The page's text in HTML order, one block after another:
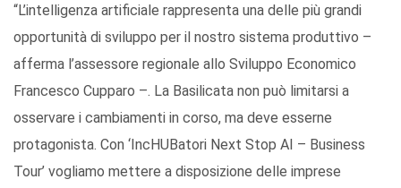
“L’intelligenza artificiale rappresenta una delle più grandi
opportunità di sviluppo per il nostro sistema produttivo –
afferma l’assessore regionale allo Sviluppo Economico
Francesco Cupparo –. La Basilicata non può limitarsi a
osservare i cambiamenti in corso, ma deve esserne
protagonista. Con ‘IncHUBatori Next Stop AI – Business
Tour’ vogliamo mettere a disposizione delle imprese